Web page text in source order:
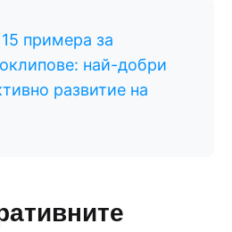
15 примера за
най-добри
развитие на